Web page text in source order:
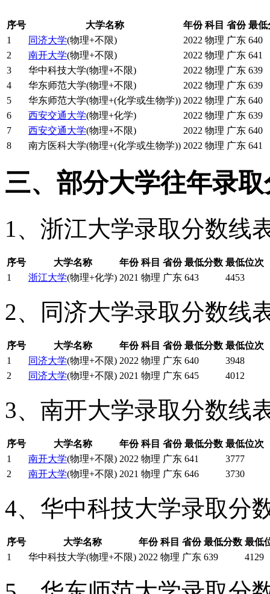
序号 大学名称 年份 科目 省份 最低
1
同济大学(物理+不限) 2022 物理 广东 640
2
南开大学(物理+不限) 2022 物理 广东 641
3
华中科技大学(物理+不限) 2022 物理 广东 639
4
华东师范大学(物理+不限) 2022 物理 广东 639
5
华东师范大学(物理+(化学或生物学)) 2022 物理 广东 640
6
西安交通大学(物理+化学) 2022 物理 广东 639
7
西安交通大学(物理+不限) 2022 物理 广东 640
8
南方医科大学(物理+(化学或生物学)) 2022 物理 广东 641
三、部分大学往年录
1、浙江大学录取分数线
序号 大学名称 年份 科目 省份 最低分数 最低位次
1
浙江大学(物理+化学) 2021 物理 广东 643 4453
2、同济大学录取分数线
序号 大学名称 年份 科目 省份 最低分数 最低位次
1
同济大学(物理+不限) 2022 物理 广东 640
3948
2
同济大学(物理+不限) 2021 物理 广东 645 4012
3、南开大学录取分数线
序号 大学名称 年份 科目 省份 最低分数 最低位次
1
南开大学(物理+不限) 2022 物理 广东 641
3777
2
南开大学(物理+不限) 2021 物理 广东 646 3730
4、华中科技大学录取分
序号 大学名称 年份 科目 省份 最低分数 最低
1
华中科技大学(物理+不限) 2022 物理 广东 639 4129